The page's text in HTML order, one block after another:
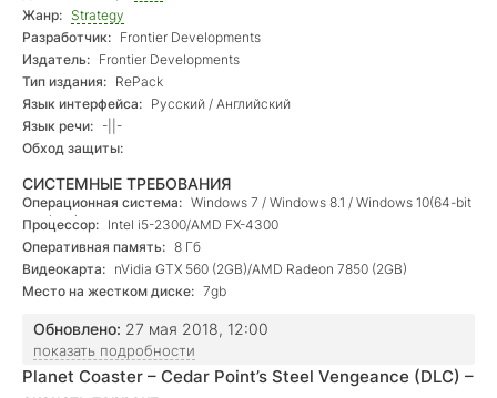
Жанр: Strategy
Разработчик: Frontier Developments
Издатель: Frontier Developments
Тип издания: RePack
Язык интерфейса: Русский / Английский
Язык речи: -||-
Обход защиты:
СИСТЕМНЫЕ ТРЕБОВАНИЯ
Операционная система: Windows 7 / Windows 8.1 / Windows 10(64-bit
versions);
Процессор: Intel i5-2300/AMD FX-4300
Оперативная память: 8 Гб
Видеокарта: nVidia GTX 560 (2GB)/AMD Radeon 7850 (2GB)
Место на жестком диске: 7gb
Обновлено: 27 мая 2018, 12:00
показать подробности
Planet Coaster – Cedar Point’s Steel Vengeance (DLC) –